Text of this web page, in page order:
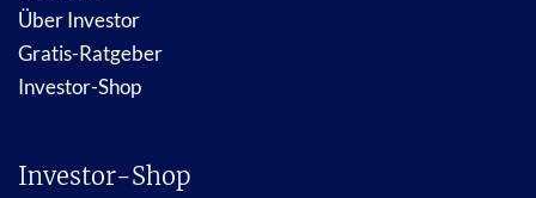
Über Investor
Gratis-Ratgeber
Investor-Shop
Investor-Shop